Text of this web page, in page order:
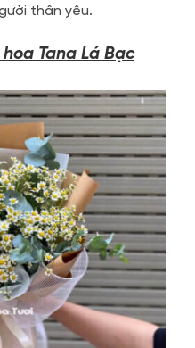
thân yêu.
hoa Tana Lá Bạc